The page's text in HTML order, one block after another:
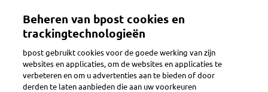
inhoud
Toggle navigation
Saldo bekijken
Beheren van bpost cookies en
trackingtechnologieën
bpost gebruikt cookies voor de goede werking van zijn
websites en applicaties, om de websites en applicaties te
verbeteren en om u advertenties aan te bieden of door
derden te laten aanbieden die aan uw voorkeuren